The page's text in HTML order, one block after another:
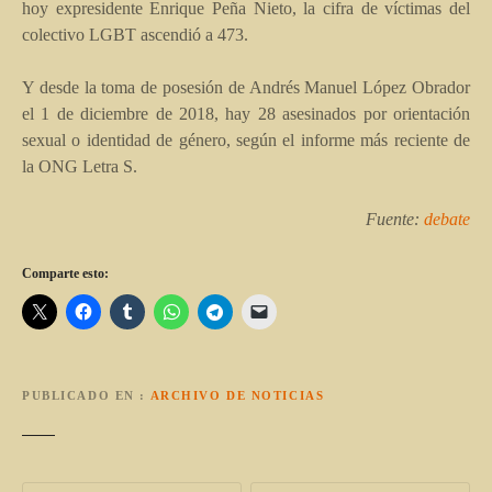
hoy expresidente Enrique Peña Nieto, la cifra de víctimas del
colectivo LGBT ascendió a 473.
Y desde la toma de posesión de Andrés Manuel López Obrador
el 1 de diciembre de 2018, hay 28 asesinados por orientación
sexual o identidad de género, según el informe más reciente de
la ONG Letra S.
Fuente: debate
Comparte esto:
PUBLICADO EN ARCHIVO DE NOTICIAS